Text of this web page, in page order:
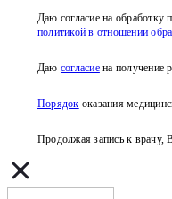
Даю согласие на обработку
политикой в отношении
Даю согласиена получение
Порядок оказания
Продолжая запись к врачу,